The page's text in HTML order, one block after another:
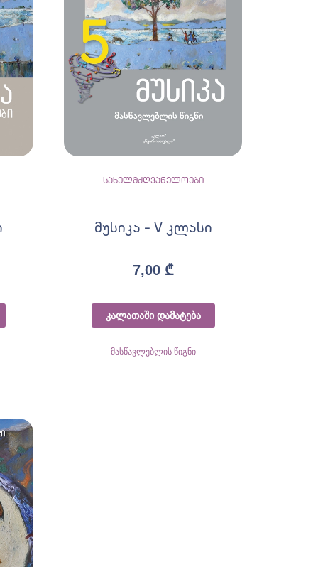
სახელმძღვანელოები
მუსიკა – V კლასი
7,00 ₾
კალათაში დამატება
მასწავლებლის წიგნი